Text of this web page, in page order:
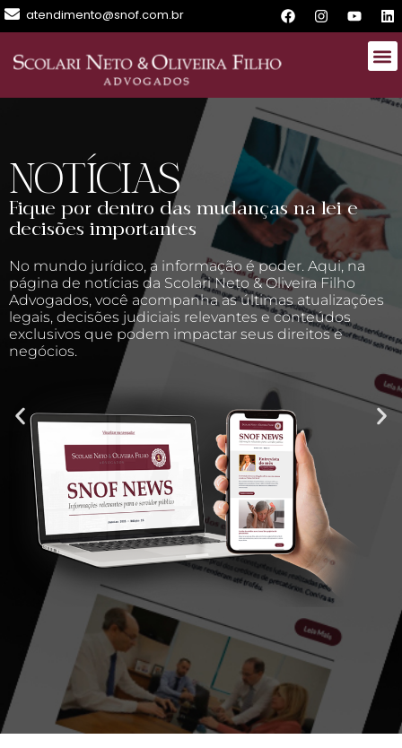
atendimento@snof.com.br
NOTÍCIAS
Fique por dentro das mudanças na lei e
decisões importantes
No mundo jurídico, a informação é poder. Aqui, na
página de notícias da Scolari Neto & Oliveira Filho
Advogados, você acompanha as últimas atualizações
legais, decisões judiciais relevantes e conteúdos
exclusivos que podem impactar seus direitos e
negócios.